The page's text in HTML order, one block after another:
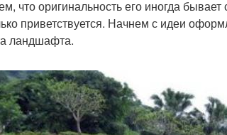
что оригинальность его иногда
приветствуется. Начнем с идеи
ландшафта.